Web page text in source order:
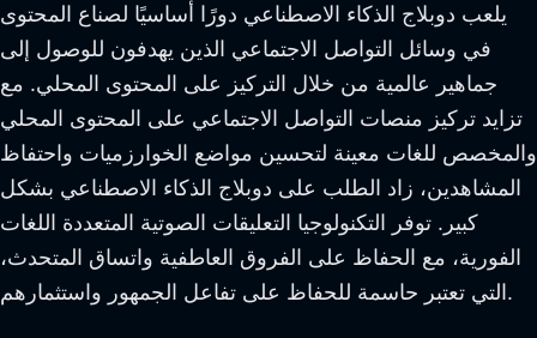
يلعب دوبلاج الذكاء الاصطناعي دورًا أساسيًا لصناع المحتوى
في وسائل التواصل الاجتماعي الذين يهدفون للوصول إلى
جماهير عالمية من خلال التركيز على المحتوى المحلي. مع
تزايد تركيز منصات التواصل الاجتماعي على المحتوى المحلي
والمخصص للغات معينة لتحسين مواضع الخوارزميات واحتفاظ
المشاهدين، زاد الطلب على دوبلاج الذكاء الاصطناعي بشكل
كبير. توفر التكنولوجيا التعليقات الصوتية المتعددة اللغات
الفورية، مع الحفاظ على الفروق العاطفية واتساق المتحدث،
التي تعتبر حاسمة للحفاظ على تفاعل الجمهور واستثمارهم.